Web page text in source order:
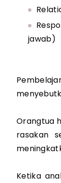
jawab)
Orangtua
rasakan
Ketika